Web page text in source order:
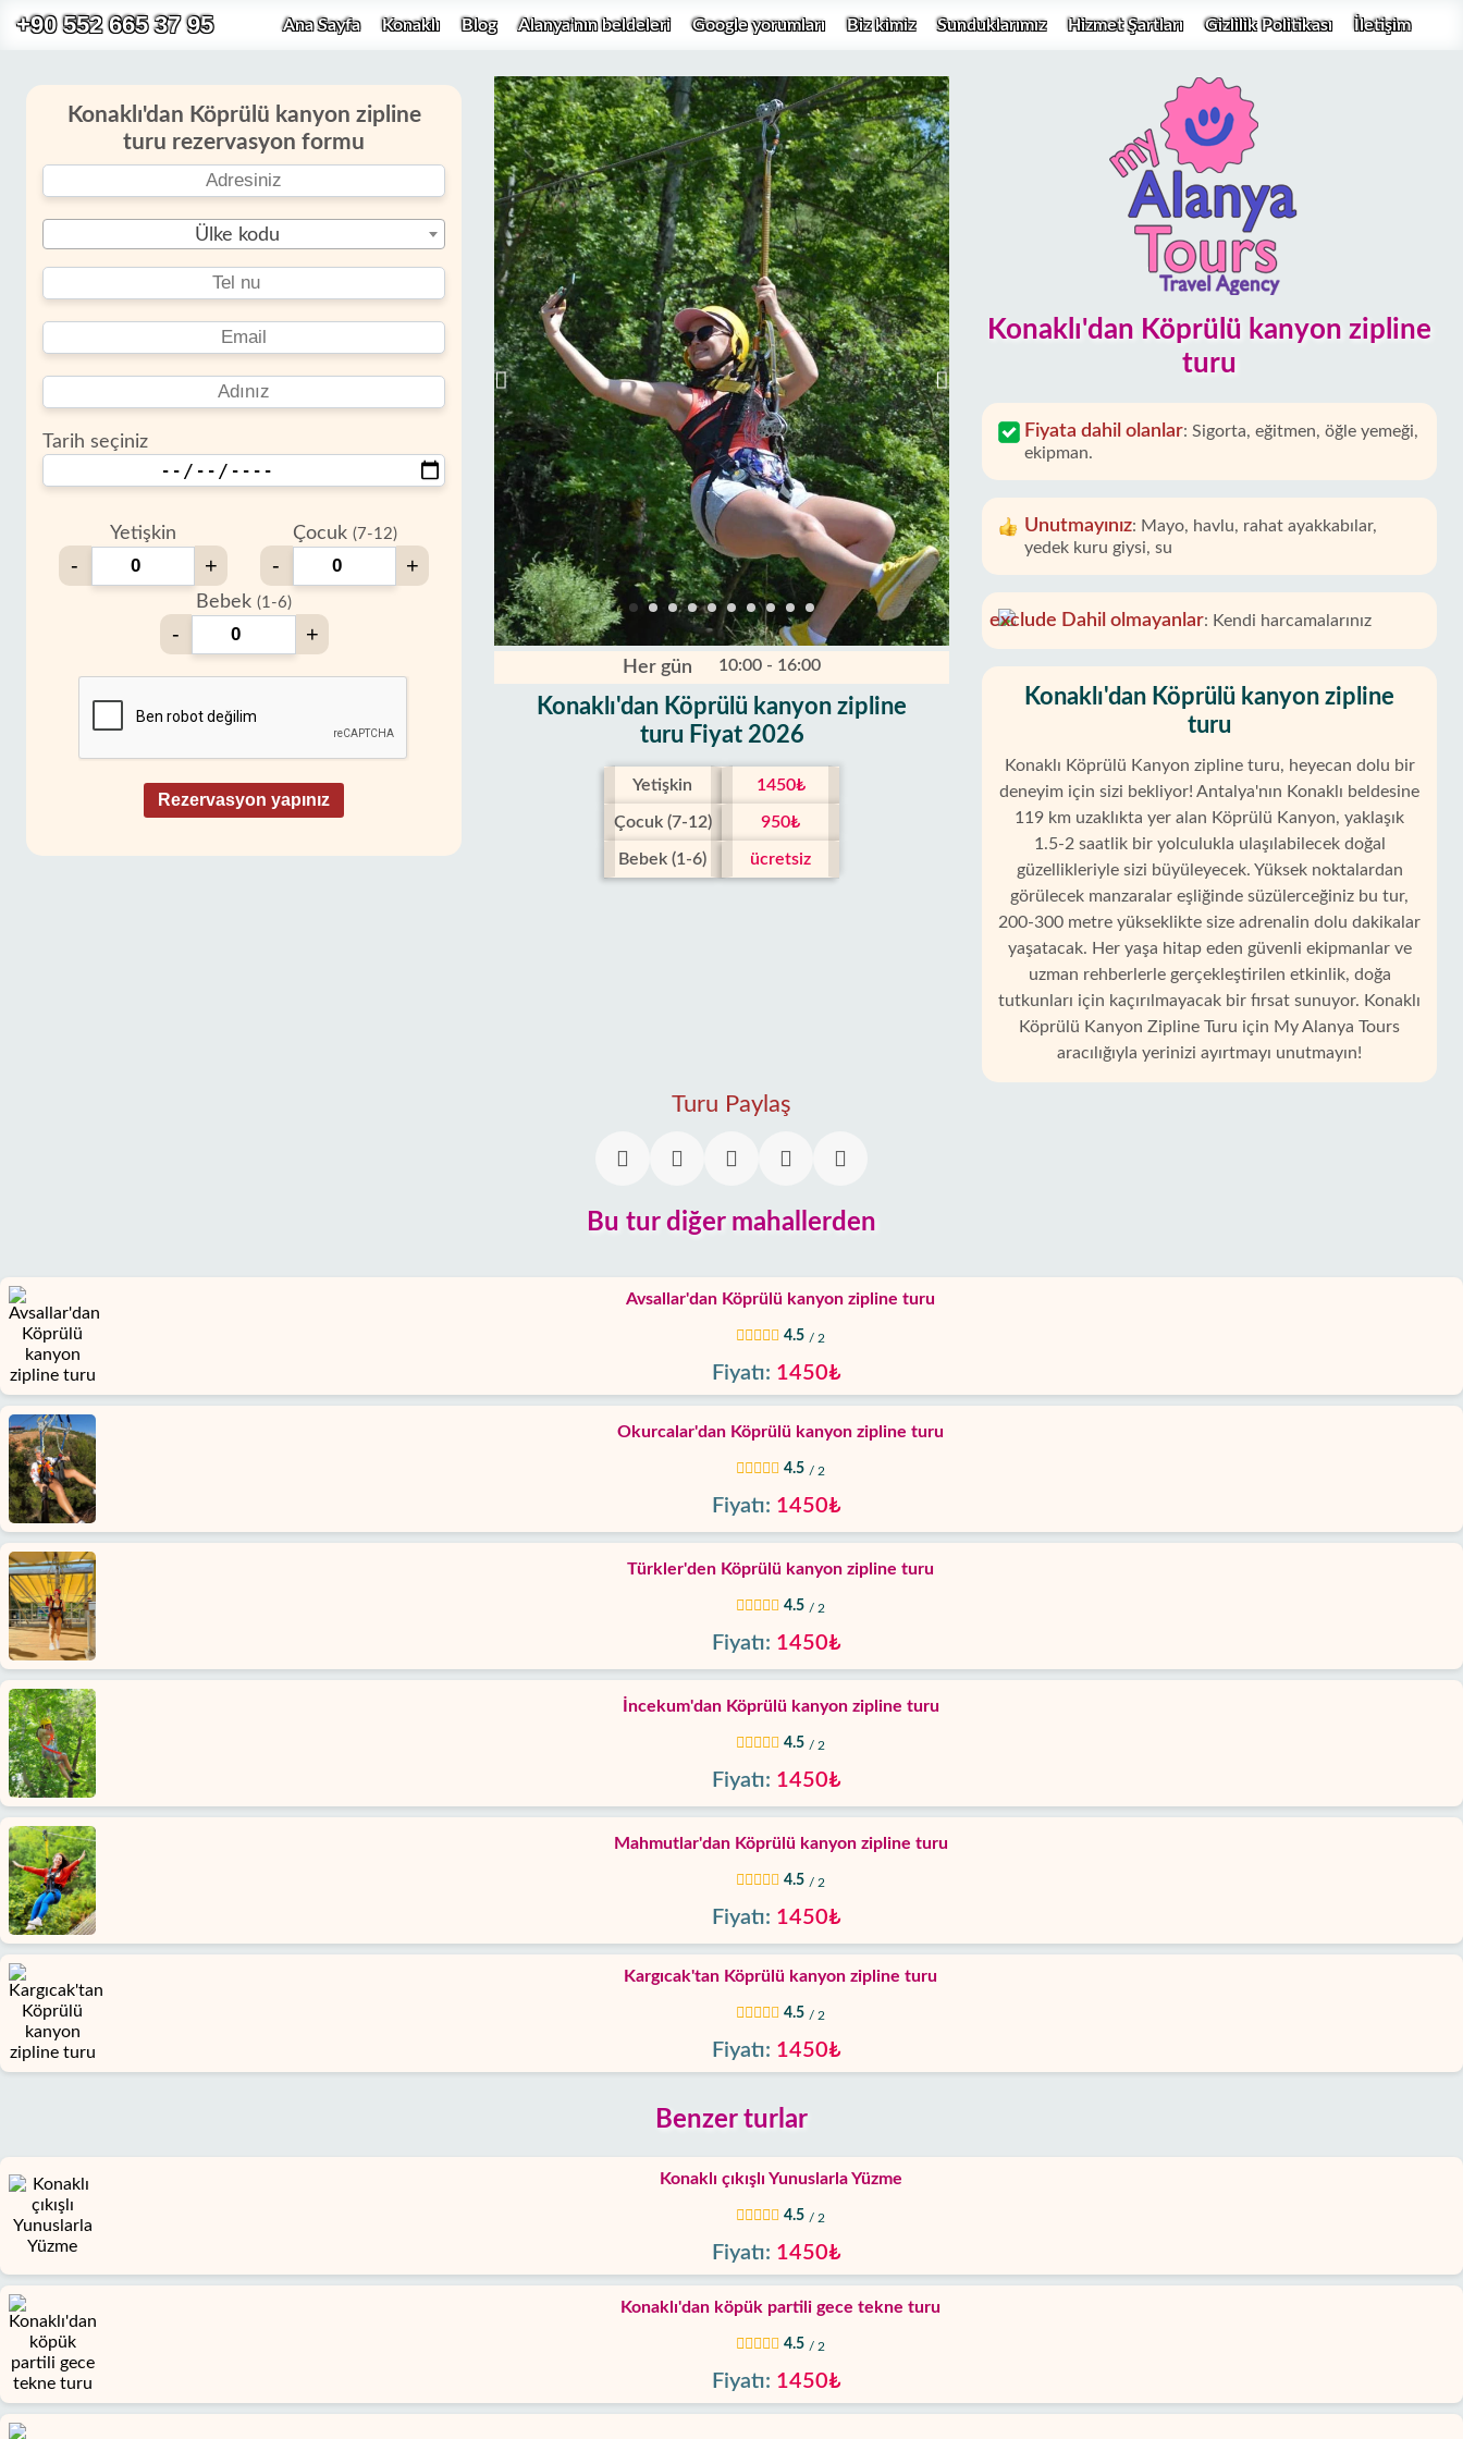
+90 552 665 37 95 Ana Sayfa Konaklı Blog Alanya'nın beldeleri Google yorumları Biz kimiz Sunduklarımız Hizmet Şartları Gizlilik Politikası İletişim
Ana
Sayfa
Konaklı
Alanya'nın
beldeleri
Blog
Google
yorumları
Biz
kimiz
Sunduklarımız
Gizlilik
Politikası
İletişim
Konaklı'dan Köprülü kanyon zipline
turu
Fiyata dahil olanlar: Sigorta, eğitmen, öğle yemeği,
ekipman.
Unutmayınız: Mayo, havlu, rahat ayakkabılar,
yedek kuru giysi, su
Dahil olmayanlar: Kendi harcamalarınız
Konaklı'dan Köprülü kanyon zipline
turu
Konaklı Köprülü Kanyon zipline turu, heyecan dolu bir
deneyim için sizi bekliyor! Antalya'nın Konaklı beldesine
119 km uzaklıkta yer alan Köprülü Kanyon, yaklaşık
1.5-2 saatlik bir yolculukla ulaşılabilecek doğal
güzellikleriyle sizi büyüleyecek. Yüksek noktalardan
görülecek manzaralar eşliğinde süzülerceğiniz bu tur,
200-300 metre yükseklikte size adrenalin dolu dakikalar
yaşatacak. Her yaşa hitap eden güvenli ekipmanlar ve
uzman rehberlerle gerçekleştirilen etkinlik, doğa
tutkunları için kaçırılmayacak bir fırsat sunuyor. Konaklı
Köprülü Kanyon Zipline Turu için My Alanya Tours
aracılığıyla yerinizi ayırtmayı unutmayın!
Her gün 10:00 - 16:00
Konaklı'dan Köprülü kanyon zipline
turu Fiyat 2026
Yetişkin 1450₺
Çocuk (7-12) 950₺
Bebek (1-6) ücretsiz
Konaklı'dan Köprülü kanyon zipline
turu rezervasyon formu
Ülke kodu
Tarih seçiniz
Yetişkin
- +
Çocuk (7-12)
- +
Bebek (1-6)
- +
Rezervasyon yapınız
Turu Paylaş
Bu tur diğer mahallerden
Avsallar'dan Köprülü kanyon zipline turu
4.5 / 2
Fiyatı: 1450₺
Okurcalar'dan Köprülü kanyon zipline turu
4.5 / 2
Fiyatı: 1450₺
Türkler'den Köprülü kanyon zipline turu
4.5 / 2
Fiyatı: 1450₺
İncekum'dan Köprülü kanyon zipline turu
4.5 / 2
Fiyatı: 1450₺
Mahmutlar'dan Köprülü kanyon zipline turu
4.5 / 2
Fiyatı: 1450₺
Kargıcak'tan Köprülü kanyon zipline turu
4.5 / 2
Fiyatı: 1450₺
Benzer turlar
Konaklı çıkışlı Yunuslarla Yüzme
4.5 / 2
Fiyatı: 1450₺
Konaklı'dan köpük partili gece tekne turu
4.5 / 2
Fiyatı: 1450₺